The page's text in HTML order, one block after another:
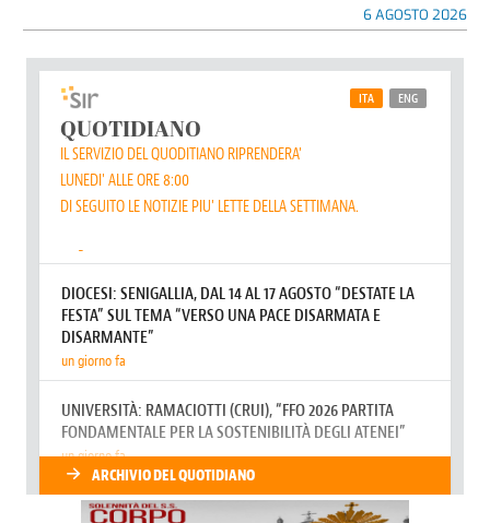
6 AGOSTO 2026